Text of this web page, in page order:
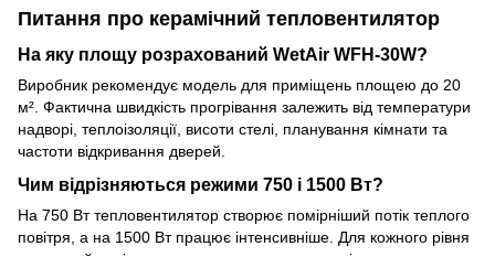
Питання про керамічний тепловентилятор
На яку площу розрахований WetAir WFH-30W?
Виробник рекомендує модель для приміщень площею до 20
м². Фактична швидкість прогрівання залежить від температури
надворі, теплоізоляції, висоти стелі, планування кімнати та
частоти відкривання дверей.
Чим відрізняються режими 750 і 1500 Вт?
На 750 Вт тепловентилятор створює помірніший потік теплого
повітря, а на 1500 Вт працює інтенсивніше. Для кожного рівня